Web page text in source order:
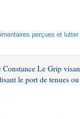
perçues et
Le Grip
le port de tenues